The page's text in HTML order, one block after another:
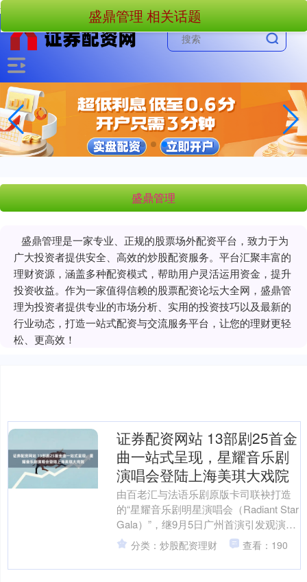
-->
盛鼎管理
盛鼎管理是一家专业、正规的股票场外配资平台，致力于为
广大投资者提供安全、高效的炒股配资服务。平台汇聚丰富的
理财资源，涵盖多种配资模式，帮助用户灵活运用资金，提升
投资收益。作为一家值得信赖的股票配资论坛大全网，盛鼎管
理为投资者提供专业的市场分析、实用的投资技巧以及最新的
行业动态，打造一站式配资与交流服务平台，让您的理财更轻
松、更高效！
盛鼎管理 相关话题
证券配资网站 13部剧25首金
曲一站式呈现，星耀音乐剧
演唱会登陆上海美琪大戏院
由百老汇与法语乐剧原版卡司联袂打造
的“星耀音乐剧明星演唱会（Radiant Star
Gala）”，继9月5日广州首演引发观演热
潮后，将于9月16日至17日登陆....
分类：炒股配资理财 查看：190